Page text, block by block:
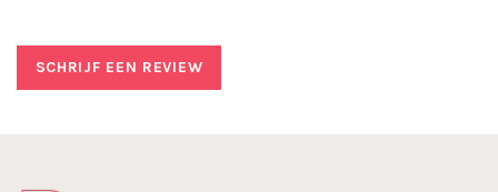
van het penseel.
Da Vinci make-up en visagie penselen werken zeer soepel
en daardoor creeert u de prachtigste make-up.
SCHRIJF EEN REVIEW